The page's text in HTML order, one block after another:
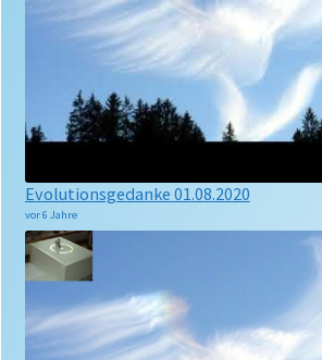
Evolutionsgedanke 01.08.2020
vor 6 Jahre